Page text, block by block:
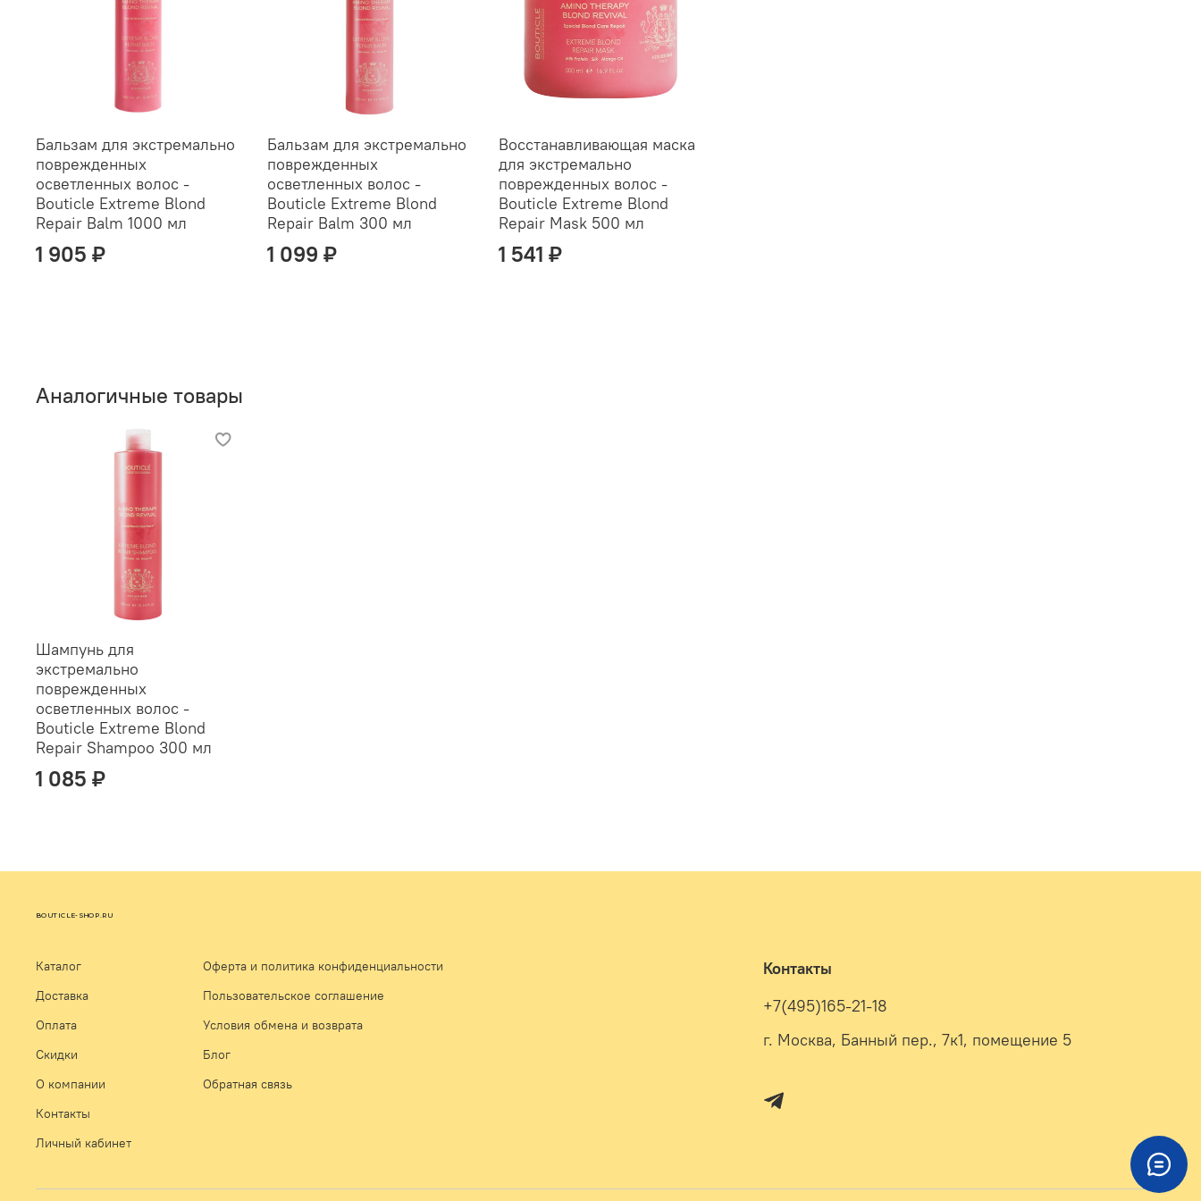
Бальзам для экстремально
поврежденных
осветленных волос -
Bouticle Extreme Blond
Repair Balm 1000 мл
1 905 ₽
Бальзам для экстремально
поврежденных
осветленных волос -
Bouticle Extreme Blond
Repair Balm 300 мл
1 099 ₽
Восстанавливающая маска
для экстремально
поврежденных волос -
Bouticle Extreme Blond
Repair Mask 500 мл
1 541 ₽
Аналогичные товары
Шампунь для
экстремально
поврежденных
осветленных волос -
Bouticle Extreme Blond
Repair Shampoo 300 мл
1 085 ₽
BOUTICLE-SHOP.RU
Каталог
Доставка
Оплата
Скидки
О компании
Контакты
Личный кабинет
Оферта и политика конфиденциальности
Пользовательское соглашение
Условия обмена и возврата
Блог
Обратная связь
Контакты
+7(495)165-21-18
г. Москва, Банный пер., 7к1, помещение 5